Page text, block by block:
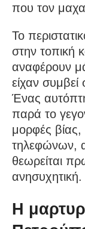
που τον
Το
στην τοπική
αναφέρουν
είχαν
Ένας
παρά το
μορφές
τηλεφώνων,
θεωρείται
ανησυχητική.
Η